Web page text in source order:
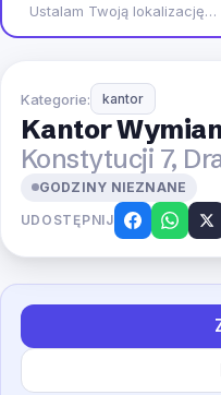
Ustalam Twoją lokalizację…
Kategorie: kantor
Kantor
Konstytucji 7,
GODZINY NIEZNANE
UDOSTĘPNIJ